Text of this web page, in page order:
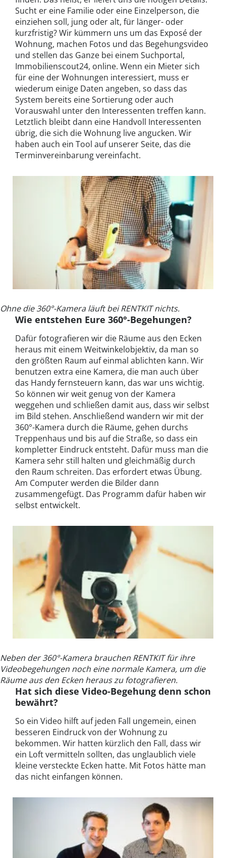
Sucht er eine Familie oder eine Einzelperson, die
einziehen soll, jung oder alt, für länger- oder
kurzfristig? Wir kümmern uns um das Exposé der
Wohnung, machen Fotos und das Begehungsvideo
und stellen das Ganze bei einem Suchportal,
Immobilienscout24, online. Wenn ein Mieter sich
für eine der Wohnungen interessiert, muss er
wiederum einige Daten angeben, so dass das
System bereits eine Sortierung oder auch
Vorauswahl unter den Interessenten treffen kann.
Letztlich bleibt dann eine Handvoll Interessenten
übrig, die sich die Wohnung live angucken. Wir
haben auch ein Tool auf unserer Seite, das die
Terminvereinbarung vereinfacht.
Ohne die 360°-Kamera läuft bei RENTKIT nichts.
Wie entstehen Eure 360°-Begehungen?
Dafür fotografieren wir die Räume aus den Ecken
heraus mit einem Weitwinkelobjektiv, da man so
den größten Raum auf einmal ablichten kann. Wir
benutzen extra eine Kamera, die man auch über
das Handy fernsteuern kann, das war uns wichtig.
So können wir weit genug von der Kamera
weggehen und schließen damit aus, dass wir selbst
im Bild stehen. Anschließend wandern wir mit der
360°-Kamera durch die Räume, gehen durchs
Treppenhaus und bis auf die Straße, so dass ein
kompletter Eindruck entsteht. Dafür muss man die
Kamera sehr still halten und gleichmäßig durch
den Raum schreiten. Das erfordert etwas Übung.
Am Computer werden die Bilder dann
zusammengefügt. Das Programm dafür haben wir
selbst entwickelt.
Neben der 360°-Kamera brauchen RENTKIT für ihre
Videobegehungen noch eine normale Kamera, um die
Räume aus den Ecken heraus zu fotografieren.
Hat sich diese Video-Begehung denn schon
bewährt?
So ein Video hilft auf jeden Fall ungemein, einen
besseren Eindruck von der Wohnung zu
bekommen. Wir hatten kürzlich den Fall, dass wir
ein Loft vermitteln sollten, das unglaublich viele
kleine versteckte Ecken hatte. Mit Fotos hätte man
das nicht einfangen können.